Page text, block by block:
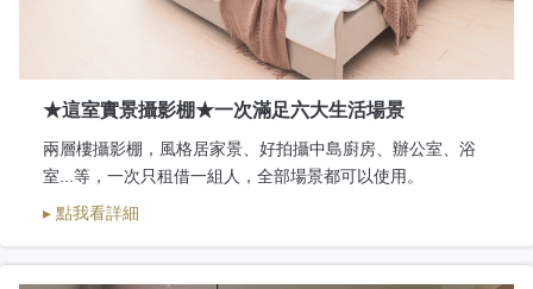
★這室實景攝影棚★一次滿足六大生活場景
兩層樓攝影棚，風格居家景、好拍攝中島廚房、辦公室、浴
室...等，一次只租借一組人，全部場景都可以使用。
▸ 點我看詳細